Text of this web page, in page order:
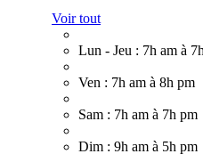
Voir tout
Lun - Jeu : 7h am à
Ven : 7h am à 8h pm
Sam : 7h am à 7h pm
Dim : 9h am à 5h pm